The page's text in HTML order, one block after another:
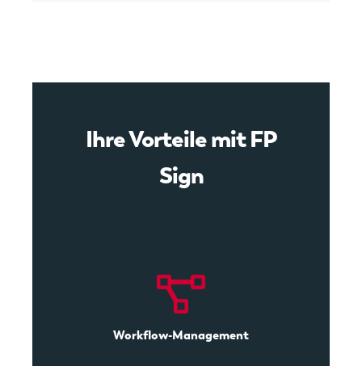
Ihre Vorteile mit FP
Sign
Workflow-Management